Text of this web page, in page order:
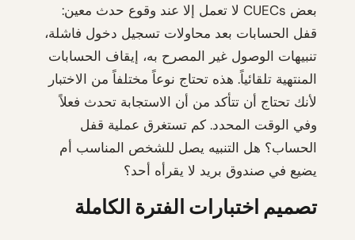
بعض CUECs لا تعمل إلا عند وقوع حدث معين:
قفل الحسابات بعد محاولات تسجيل دخول فاشلة،
تنبيهات الوصول غير المصرح به، إيقاف الحسابات
المنتهية تلقائياً. هذه تحتاج نوعاً مختلفاً من الاختبار
لأنك تحتاج أن تتأكد من أن الاستجابة تحدث فعلاً
وفي الوقت المحدد. كم تستغرق عملية قفل
الحساب؟ هل التنبيه يصل للشخص المناسب أم
يضيع في صندوق بريد لا يقرأه أحد؟
تصميم اختبارات الفترة الكاملة